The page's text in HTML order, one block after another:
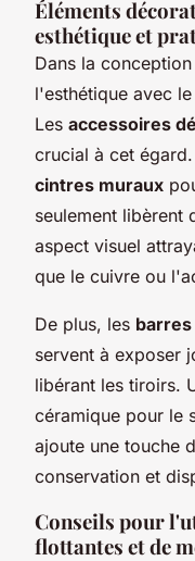
Éléments
esthétique et
Dans la
l'esthétique avec
Les accessoires
crucial à cet
cintres muraux
seulement libèrent
aspect visuel
que le cuivre ou
De plus, les
servent à exposer
libérant les tiroirs.
céramique pour le
ajoute une touche
conservation et
Conseils pour
flottantes et de